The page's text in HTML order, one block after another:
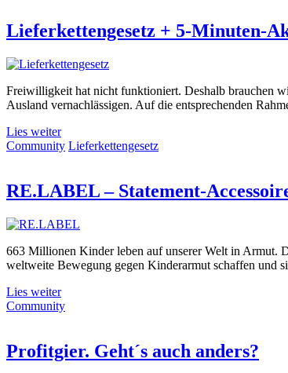
Lieferkettengesetz + 5-Minuten-
Freiwilligkeit hat nicht funktioniert. Deshalb brauchen
Ausland vernachlässigen. Auf die entsprechenden
Lies weiter
Community Lieferkettengesetz
RE.LABEL – Statement-
663 Millionen Kinder leben auf unserer Welt in Armut.
weltweite Bewegung gegen Kinderarmut schaffen und
Lies weiter
Community
Profitgier. Geht´s auch anders?